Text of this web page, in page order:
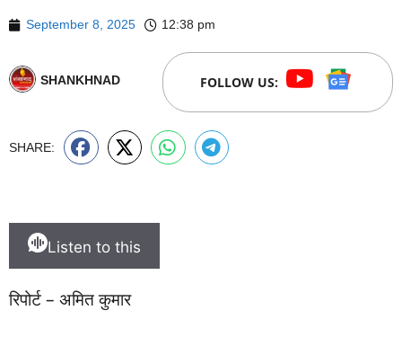
September 8, 2025 12:38 pm
SHANKHNAD FOLLOW US:
SHARE:
Listen to this
रिपोर्ट – अमित कुमार